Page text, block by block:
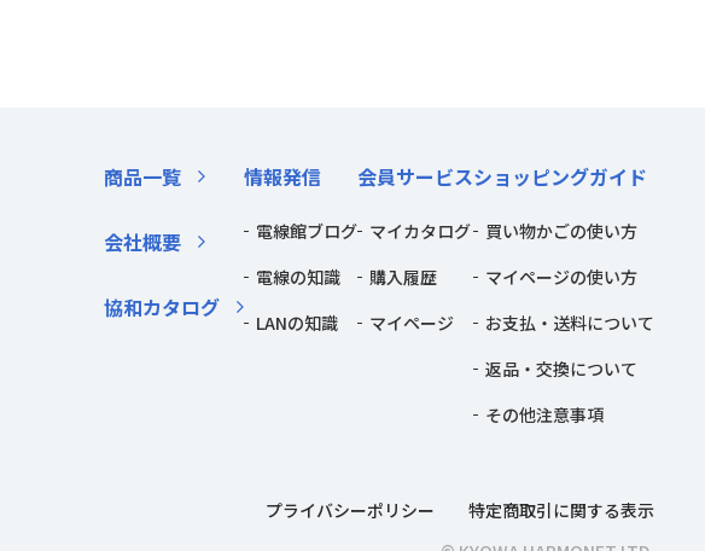
商品一覧
会社概要
協和カタログ
情報発信
電線館ブログ
電線の知識
LANの知識
会員サービス
マイカタログ
購入履歴
マイページ
ショッピングガイド
買い物かごの使い方
マイページの使い方
お支払・送料について
返品・交換について
その他注意事項
プライバシーポリシー
特定商取引に関する表示